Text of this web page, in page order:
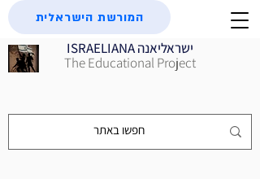
ISRAELIANA ישראליאנה
The Educational Project
המורשת הישראלית